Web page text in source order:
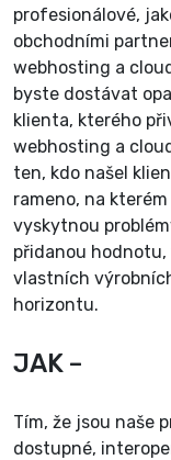
profesionálové,
obchodními
webhosting a
byste dostávat
klienta, kterého
webhosting a
ten, kdo našel
rameno, na
vyskytnou
přidanou
vlastních
horizontu.
JAK –
Tím, že jsou naše
dostupné,